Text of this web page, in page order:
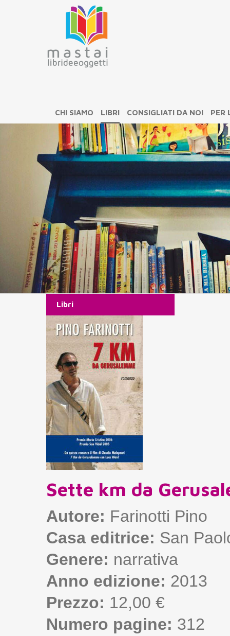
CHI SIAMO LIBRI CONSIGLIATI DA NOI PER
Libri
Sette km da
Autore: Farinotti Pino
Casa editrice: San
Genere: narrativa
Anno edizione: 2013
Prezzo: 12,00 €
Numero pagine: 312